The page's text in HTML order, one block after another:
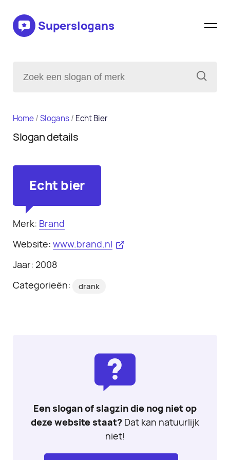
Superslogans
Home/Slogans/ Echt Bier
Slogan details
Echt bier
Merk: Brand
Website: www.brand.nl
Jaar: 2008
Categorieën:
drank
Een slogan of slagzin die nog niet op
deze website staat? Dat kan natuurlijk
niet!